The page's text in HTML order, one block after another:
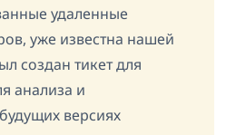
удаленные
уже известна нашей
создан тикет для
анализа и
версиях